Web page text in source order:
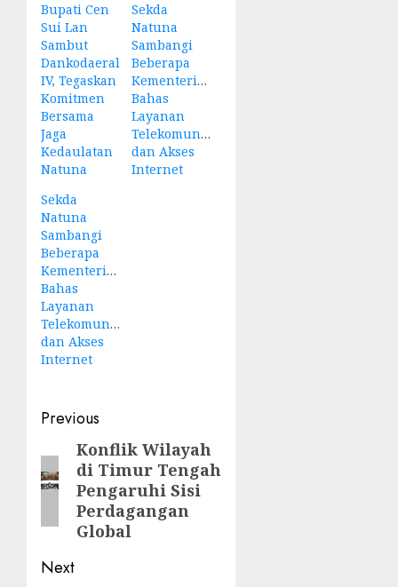
Bupati Cen
Sui Lan
Sambut
Dankodaeral
IV, Tegaskan
Komitmen
Bersama
Jaga
Kedaulatan
Natuna
Sekda
Natuna
Sambangi
Beberapa
Kementerian
Bahas
Layanan
Telekomunikasi
dan Akses
Internet
Sekda
Natuna
Sambangi
Beberapa
Kementerian
Bahas
Layanan
Telekomunikasi
dan Akses
Internet
Post
navigation
Previous
Previous
post:
Konflik Wilayah
di Timur Tengah
Pengaruhi Sisi
Perdagangan
Global
Next